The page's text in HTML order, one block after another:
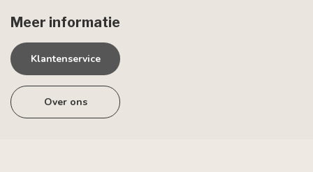
Meer informatie
Klantenservice
Over ons